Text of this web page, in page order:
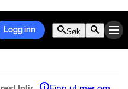
Logg inn Søk